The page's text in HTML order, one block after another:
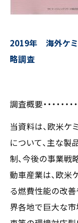
TPCマー
大阪市西
インタビュー
TPCジャーナル
- 先輩社員の声
- エントリー一覧
プライバシーポリ
2019年 海外ケミ
略調査
調査概要・・・・・・・・
当資料は、欧米
について、主な製
制、今後の事業戦
動車産業は、欧米
る燃費性能の改
界各地で巨大な市